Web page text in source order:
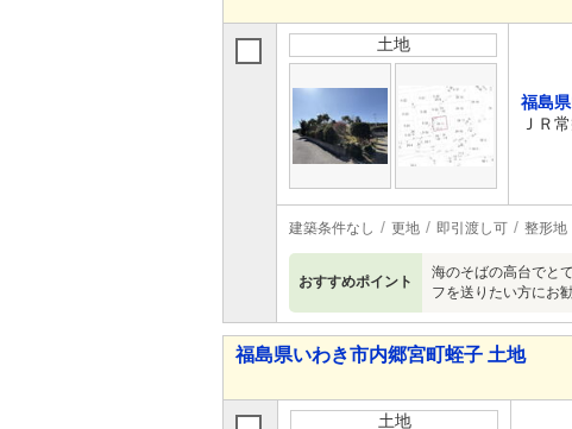
土地
福島
ＪＲ
建築条件なし 更地 即引渡し可 整形地
おすすめポイント
海のそばの高台でと
フを送りたい方にお
福島県いわき市内郷宮町蛭子 土地
土地